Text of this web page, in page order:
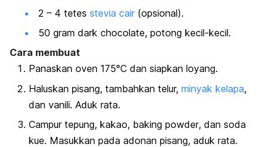
2 – 4 tetes stevia cair (opsional).
50 gram dark chocolate, potong kecil-kecil.
Cara membuat
Panaskan oven 175°C dan siapkan loyang.
Haluskan pisang, tambahkan telur, minyak kelapa,
dan vanili. Aduk rata.
Campur tepung, kakao, baking powder, dan soda
kue. Masukkan pada adonan pisang, aduk rata.